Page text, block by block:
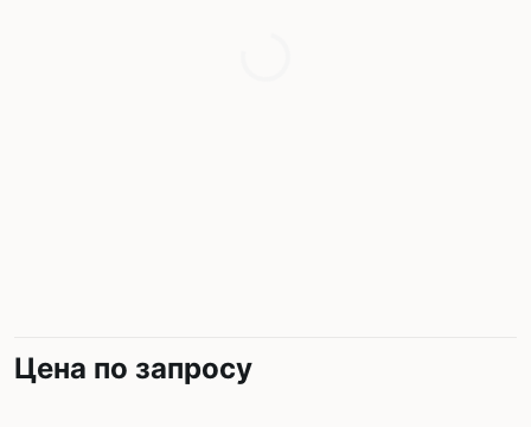
Цена по запросу